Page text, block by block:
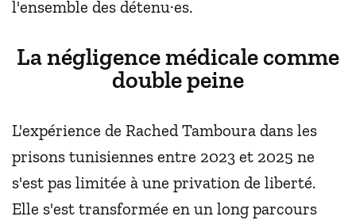
l'ensemble des détenu·es.
La négligence médicale comme
double peine
L'expérience de Rached Tamboura dans les
prisons tunisiennes entre 2023 et 2025 ne
s'est pas limitée à une privation de liberté.
Elle s'est transformée en un long parcours